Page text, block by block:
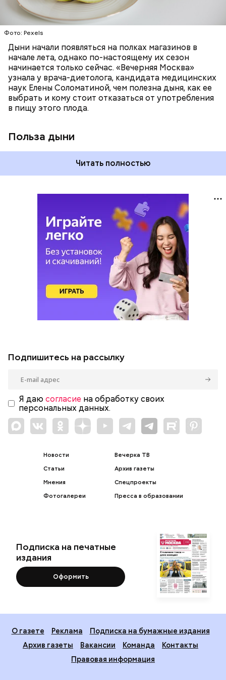
Фото: Pexels
Дыни начали появляться на полках магазинов в
начале лета, однако по-настоящему их сезон
начинается только сейчас. «Вечерняя Москва»
узнала у врача-диетолога, кандидата медицинских
наук Елены Соломатиной, чем полезна дыня, как ее
выбрать и кому стоит отказаться от употребления
в пищу этого плода.
Польза дыни
лютеин и зеаксантин — эти каротиноиды
отлично поддерживают наше зрение;
калий — оказывает мочегонное действие,
поддерживает сердечно-сосудистую
систему и предотвращает скачки давления;
магний — помогает калию и не дает сосудам
спазмироваться.
Читать полностью
Подпишитесь на рассылку
Я даю согласие на обработку своих
персональных данных.
Новости
Статьи
Мнения
Фотогалереи
Вечерка ТВ
Архив газеты
Спецпроекты
Пресса в образовании
Подписка на печатные
издания
Оформить
О газете Реклама
Подписка на бумажные издания
Архив газеты
Вакансии Команда
Контакты
Правовая информация